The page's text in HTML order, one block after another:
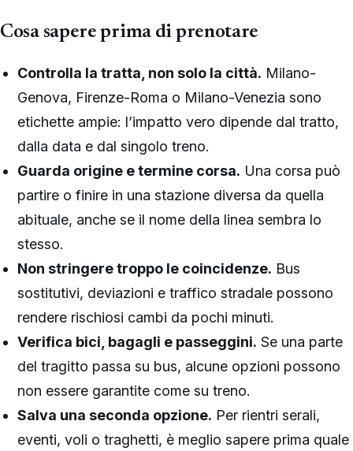
Cosa sapere prima di prenotare
Controlla la tratta, non solo la città. Milano-
Genova, Firenze-Roma o Milano-Venezia sono
etichette ampie: l’impatto vero dipende dal tratto,
dalla data e dal singolo treno.
Guarda origine e termine corsa. Una corsa può
partire o finire in una stazione diversa da quella
abituale, anche se il nome della linea sembra lo
stesso.
Non stringere troppo le coincidenze. Bus
sostitutivi, deviazioni e traffico stradale possono
rendere rischiosi cambi da pochi minuti.
Verifica bici, bagagli e passeggini. Se una parte
del tragitto passa su bus, alcune opzioni possono
non essere garantite come su treno.
Salva una seconda opzione. Per rientri serali,
eventi, voli o traghetti, è meglio sapere prima quale